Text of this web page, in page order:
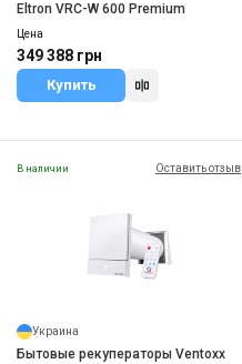
Eltron VRC-W 600 Premium
Цена
349 388 грн
Купить
В наличии Оставить отзыв
Украина
Бытовые рекуператоры Ventoxx